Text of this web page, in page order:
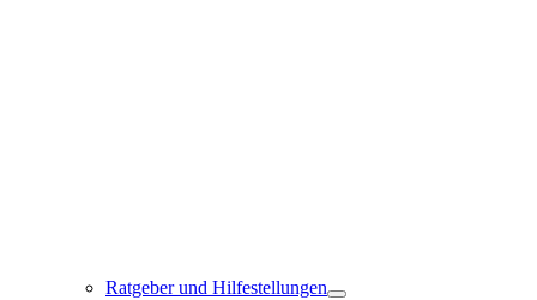
Ratgeber und Hilfestellungen